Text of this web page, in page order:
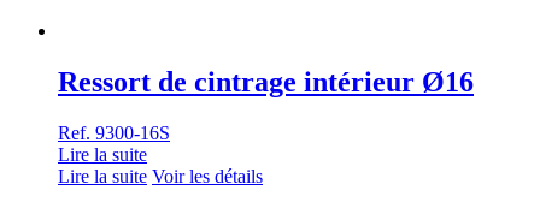
Ressort de cintrage intérieur Ø16
Ref. 9300-16S
Lire la suite
Lire la suite Voir les détails